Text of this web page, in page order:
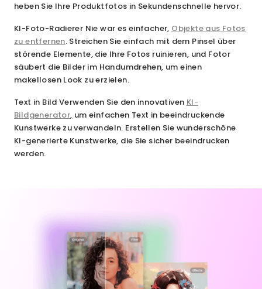
heben Sie Ihre Produktfotos in Sekundenschnelle hervor.
KI-Foto-Radierer Nie war es einfacher, Objekte aus Fotos
zu entfernen. Streichen Sie einfach mit dem Pinsel über
störende Elemente, die Ihre Fotos ruinieren, und Fotor
säubert die Bilder im Handumdrehen, um einen
makellosen Look zu erzielen.
Text in Bild Verwenden Sie den innovativen KI-
Bildgenerator, um einfachen Text in beeindruckende
Kunstwerke zu verwandeln. Erstellen Sie wunderschöne
KI-generierte Kunstwerke, die Sie sicher beeindrucken
werden.